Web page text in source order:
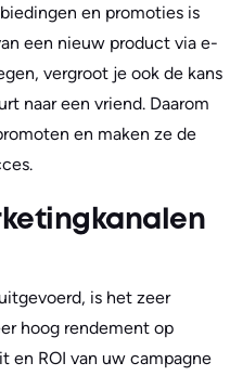
en promoties is
een nieuw product via e-
vergroot je ook de kans
naar een vriend. Daarom
en maken ze de
is het zeer
hoog rendement op
en ROI van uw campagne